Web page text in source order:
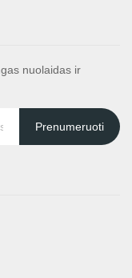
nuolaidas ir
Prenumeruoti